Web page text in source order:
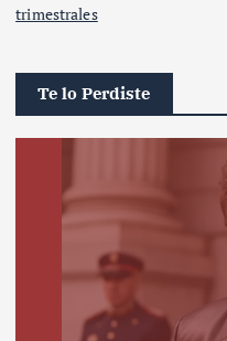
trimestrales
Te lo Perdiste